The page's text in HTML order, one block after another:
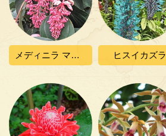
メディニラ マグニフィカ ヒスイカズラ